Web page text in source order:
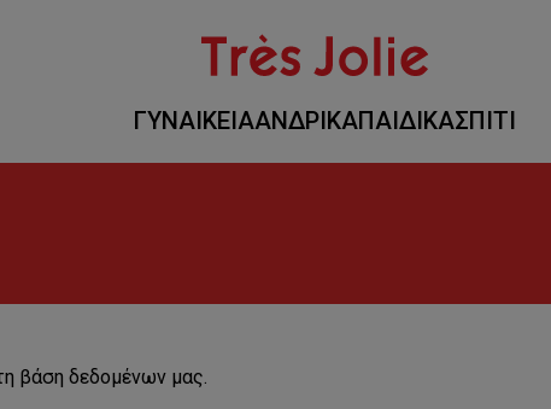
ΓΥΝΑΙΚΕΙΑΑΝΔΡΙΚΑΠΑΙΔΙΚΑΣΠΙΤΙ
βάση δεδομένων μας.